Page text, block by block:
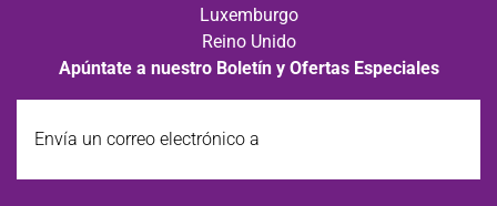
Luxemburgo
Reino Unido
Apúntate a nuestro Boletín y Ofertas Especiales
un